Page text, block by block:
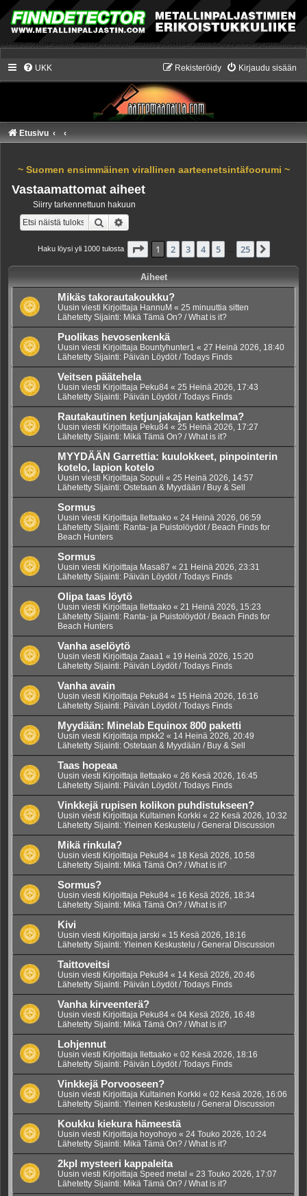
UKK Kirjaudu sisään
Rekisteröidy
Etusivu
~ Suomen ensimmäinen virallinen aarteenetsintäfoorumi ~
Vastaamattomat aiheet
Siirry tarkennettuun hakuun
Etsi
Haku löysi yli 1000 tulosta Sivu /25
1 2 3 4 5 25
Aiheet
Mikäs takorautakoukku?
Uusin viesti Kirjoittaja HannuM « 25 minuuttia sitten
Lähetetty Sijainti: Mikä Tämä On? / What is it?
Puolikas hevosenkenkä
Uusin viesti Kirjoittaja Bountyhunter1 « 27 Heinä 2026, 18:40
Lähetetty Sijainti: Päivän Löydöt / Todays Finds
Veitsen päätehela
Uusin viesti Kirjoittaja Peku84 « 25 Heinä 2026, 17:43
Lähetetty Sijainti: Päivän Löydöt / Todays Finds
Rautakautinen ketjunjakajan katkelma?
Uusin viesti Kirjoittaja Peku84 « 25 Heinä 2026, 17:27
Lähetetty Sijainti: Mikä Tämä On? / What is it?
MYYDÄÄN Garrettia: kuulokkeet, pinpointerin
kotelo, lapion kotelo
Uusin viesti Kirjoittaja Sopuli « 25 Heinä 2026, 14:57
Lähetetty Sijainti: Ostetaan & Myydään / Buy & Sell
Sormus
Uusin viesti Kirjoittaja Ilettaako « 24 Heinä 2026, 06:59
Lähetetty Sijainti: Ranta- ja Puistolöydöt / Beach Finds for
Beach Hunters
Sormus
Uusin viesti Kirjoittaja Masa87 « 21 Heinä 2026, 23:31
Lähetetty Sijainti: Päivän Löydöt / Todays Finds
Olipa taas löytö
Uusin viesti Kirjoittaja Ilettaako « 21 Heinä 2026, 15:23
Lähetetty Sijainti: Ranta- ja Puistolöydöt / Beach Finds for
Beach Hunters
Vanha aselöytö
Uusin viesti Kirjoittaja Zaaa1 « 19 Heinä 2026, 15:20
Lähetetty Sijainti: Päivän Löydöt / Todays Finds
Vanha avain
Uusin viesti Kirjoittaja Peku84 « 15 Heinä 2026, 16:16
Lähetetty Sijainti: Päivän Löydöt / Todays Finds
Myydään: Minelab Equinox 800 paketti
Uusin viesti Kirjoittaja mpkk2 « 14 Heinä 2026, 20:49
Lähetetty Sijainti: Ostetaan & Myydään / Buy & Sell
Taas hopeaa
Uusin viesti Kirjoittaja Ilettaako « 26 Kesä 2026, 16:45
Lähetetty Sijainti: Päivän Löydöt / Todays Finds
Vinkkejä rupisen kolikon puhdistukseen?
Uusin viesti Kirjoittaja Kultainen Korkki « 22 Kesä 2026, 10:32
Lähetetty Sijainti: Yleinen Keskustelu / General Discussion
Mikä rinkula?
Uusin viesti Kirjoittaja Peku84 « 18 Kesä 2026, 10:58
Lähetetty Sijainti: Mikä Tämä On? / What is it?
Sormus?
Uusin viesti Kirjoittaja Peku84 « 16 Kesä 2026, 18:34
Lähetetty Sijainti: Mikä Tämä On? / What is it?
Kivi
Uusin viesti Kirjoittaja jarski « 15 Kesä 2026, 18:16
Lähetetty Sijainti: Yleinen Keskustelu / General Discussion
Taittoveitsi
Uusin viesti Kirjoittaja Peku84 « 14 Kesä 2026, 20:46
Lähetetty Sijainti: Päivän Löydöt / Todays Finds
Vanha kirveenterä?
Uusin viesti Kirjoittaja Peku84 « 04 Kesä 2026, 16:48
Lähetetty Sijainti: Mikä Tämä On? / What is it?
Lohjennut
Uusin viesti Kirjoittaja Ilettaako « 02 Kesä 2026, 18:16
Lähetetty Sijainti: Päivän Löydöt / Todays Finds
Vinkkejä Porvooseen?
Uusin viesti Kirjoittaja Kultainen Korkki « 02 Kesä 2026, 16:06
Lähetetty Sijainti: Yleinen Keskustelu / General Discussion
Koukku kiekura hämeestä
Uusin viesti Kirjoittaja hoyohoyo « 24 Touko 2026, 10:24
Lähetetty Sijainti: Mikä Tämä On? / What is it?
2kpl mysteeri kappaleita
Uusin viesti Kirjoittaja Speed metal « 23 Touko 2026, 17:07
Lähetetty Sijainti: Mikä Tämä On? / What is it?